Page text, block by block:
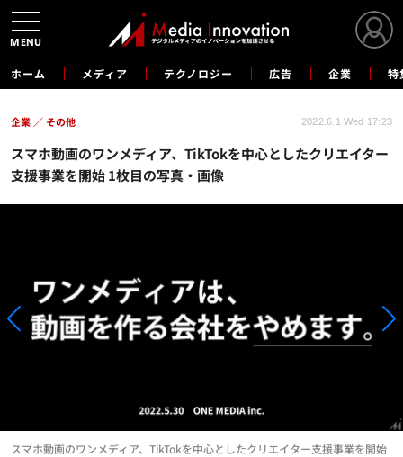
ホーム メディア テクノロジー 広告 企業 特
スマホ動画のワンメディア、TikTokを中心としたクリエイター
支援事業を開始 1枚目の写真・画像
企業 その他 2022.6.1 Wed 17:23
スマホ動画のワンメディア、TikTokを中心としたクリエイター支援事業を開始
MENU